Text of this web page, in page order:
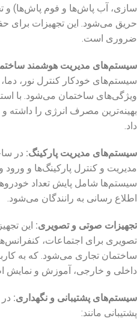
‌سازی، آب ‌پاش‌ها و فوم‌ پاش‌ها) و
حریق می‌شود. این تجهیزات برای
ضروری است.
سیستم‌های مدیریت هوشمند
سیستم‌های خودکار کنترل نور، دما،
ویژگی‌های ساختمان می‌شود. با
بهینه‌ترین مصرف انرژی را داشته
داد.
سیستم‌های مدیریت پارکینگ: در
مدیریت و کنترل پارکینگ‌ها و
سیستم‌ها شامل پایش تعداد
اطلاع‌ رسانی به رانندگان می‌شود.
تجهیزات صوتی و تصویری: این
تصویری برای اجتماعات،
ساختمان تجاری می‌شود. که به
داخلی و خارجی، آموزش و نمایش
سیستم‌های پشتیبانی و نگهداری:
پشتیبانی مانند: